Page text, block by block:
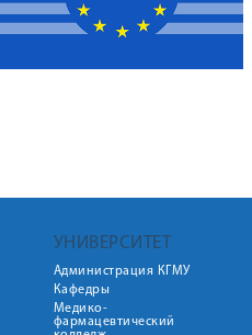
УНИВЕРСИТЕТ
Администрация КГМУ
Кафедры
Медико-
фармацевтический